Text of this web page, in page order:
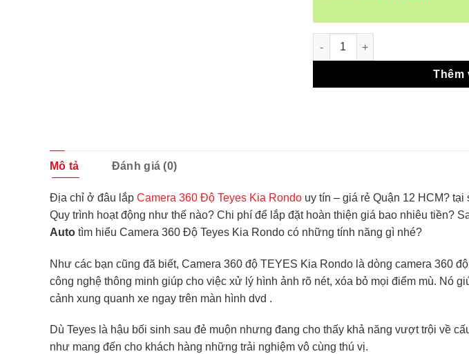
Camera 360 Độ Teyes Kia Rondo
Thêm
Mô tả Đánh giá (0)
Địa chỉ ở đâu lắp Camera 360 Độ Teyes Kia Rondo uy tín – giá rẻ Quận 12 HCM?
Quy trình hoạt động như thế nào? Chi phí để lắp đặt hoàn thiện giá bao nhiêu tiền?
Auto tìm hiểu Camera 360 Độ Teyes Kia Rondo có những tính năng gì nhé?
Như các bạn cũng đã biết, Camera 360 độ TEYES Kia Rondo là dòng camera 360
công nghệ thông minh giúp cho việc xử lý hình ảnh rõ nét, xóa bỏ mọi điểm mù. Nó
cảnh xung quanh xe ngay trên màn hình dvd .
Dù Teyes là hậu bối sinh sau đẻ muộn nhưng đang cho thấy khả năng vượt trội về
như mang đến cho khách hàng những trải nghiệm vô cùng thú vị.